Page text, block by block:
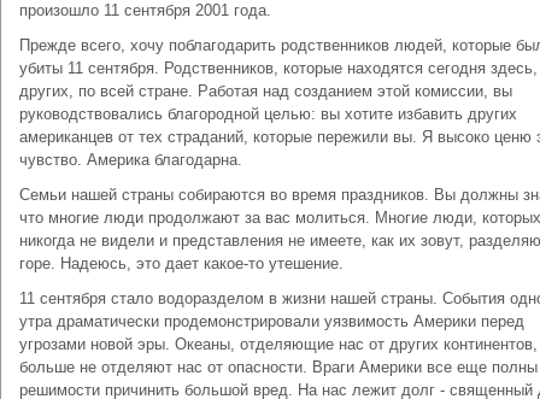
произошло 11 сентября 2001 года.
Прежде всего, хочу поблагодарить родственников людей, которые
убиты 11 сентября. Родственников, которые находятся сегодня
других, по всей стране. Работая над созданием этой комиссии, вы
руководствовались благородной целью: вы хотите избавить других
американцев от тех страданий, которые пережили вы. Я высоко ценю
чувство. Америка благодарна.
Семьи нашей страны собираются во время праздников. Вы должны
что многие люди продолжают за вас молиться. Многие люди,
никогда не видели и представления не имеете, как их зовут,
горе. Надеюсь, это дает какое-то утешение.
11 сентября стало водоразделом в жизни нашей страны. События
утра драматически продемонстрировали уязвимость Америки перед
угрозами новой эры. Океаны, отделяющие нас от других континентов,
больше не отделяют нас от опасности. Враги Америки все еще полны
решимости причинить большой вред. На нас лежит долг - священный